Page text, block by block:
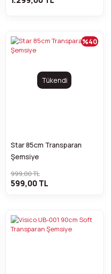
Tükendi
Star 85cm Transparan
Şemsiye
%40
999,00 TL
599,00 TL